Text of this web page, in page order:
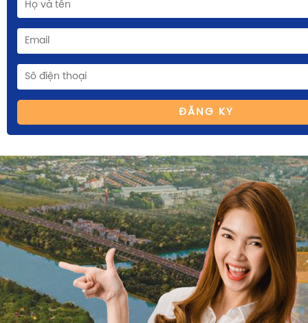
ĐĂNG KÝ